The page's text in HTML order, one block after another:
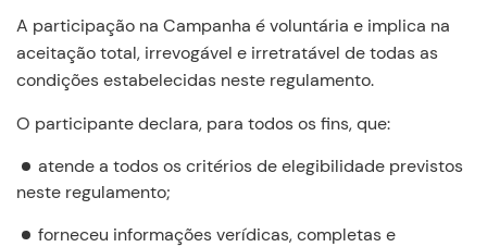
A participação na Campanha é voluntária e implica na
aceitação total, irrevogável e irretratável de todas as
condições estabelecidas neste regulamento.
O participante declara, para todos os fins, que:
atende a todos os critérios de elegibilidade previstos
neste regulamento;
forneceu informações verídicas, completas e